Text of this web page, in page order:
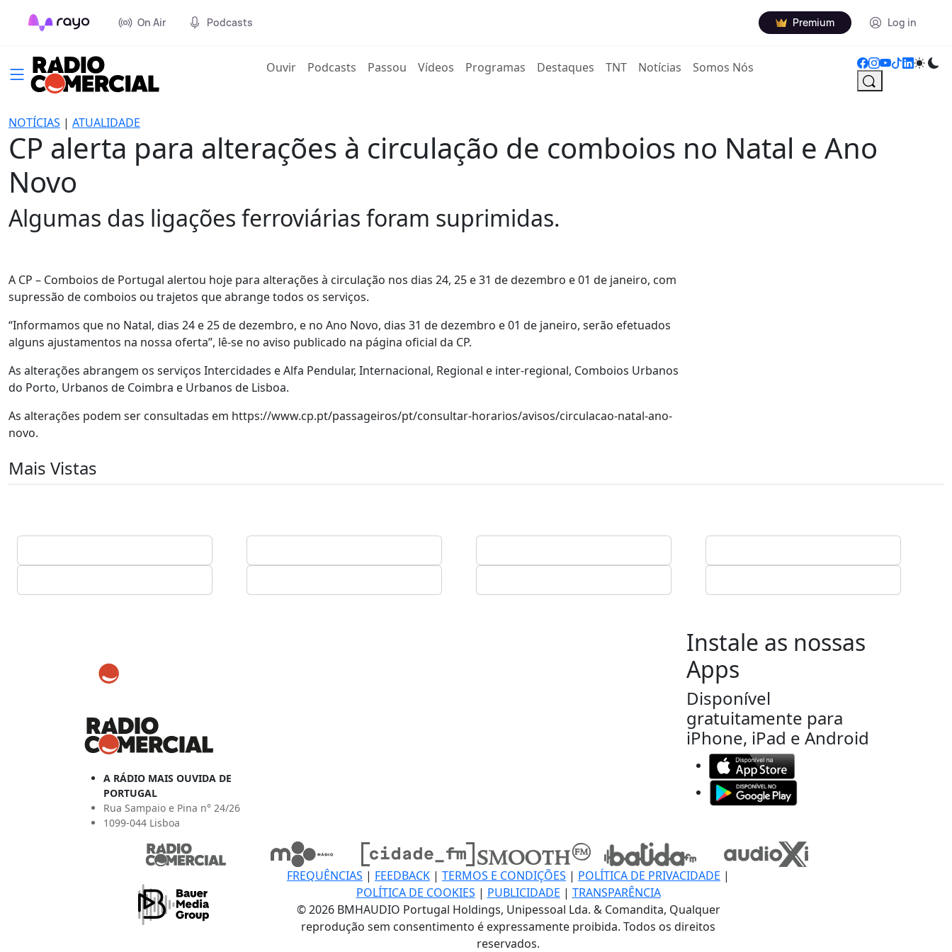
On Air Podcasts Premium Log in
Ouvir(current)
Podcasts Passou Vídeos Programas Destaques TNT Notícias Somos Nós
NOTÍCIAS | ATUALIDADE
CP alerta para alterações à circulação de comboios no Natal e Ano
Novo
Algumas das ligações ferroviárias foram suprimidas.
A CP – Comboios de Portugal alertou hoje para alterações à circulação nos dias 24, 25 e 31 de dezembro e 01 de janeiro, com
supressão de comboios ou trajetos que abrange todos os serviços.
“Informamos que no Natal, dias 24 e 25 de dezembro, e no Ano Novo, dias 31 de dezembro e 01 de janeiro, serão efetuados
alguns ajustamentos na nossa oferta”, lê-se no aviso publicado na página oficial da CP.
As alterações abrangem os serviços Intercidades e Alfa Pendular, Internacional, Regional e inter-regional, Comboios Urbanos
do Porto, Urbanos de Coimbra e Urbanos de Lisboa.
As alterações podem ser consultadas em https://www.cp.pt/passageiros/pt/consultar-horarios/avisos/circulacao-natal-ano-
novo.
Mais Vistas
A RÁDIO MAIS OUVIDA DE
PORTUGAL
Rua Sampaio e Pina n° 24/26
1099-044 Lisboa
Instale as nossas
Apps
Disponível
gratuitamente para
iPhone, iPad e Android
FREQUÊNCIAS | FEEDBACK | TERMOS E CONDIÇÕES | POLÍTICA DE PRIVACIDADE |
POLÍTICA DE COOKIES | PUBLICIDADE | TRANSPARÊNCIA
© 2026 BMHAUDIO Portugal Holdings, Unipessoal Lda. & Comandita, Qualquer
reprodução sem consentimento é expressamente proibida. Todos os direitos
reservados.